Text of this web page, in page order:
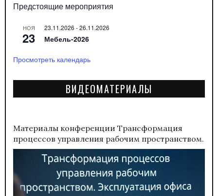
Предстоящие мероприятия
НОЯ
23
23.11.2026 -26.11.2026
Мебель-2026
Просмотреть календарь
ВИДЕОМАТЕРИАЛЫ
Материалы конференции Трансформация
процессов управления рабочим пространством.